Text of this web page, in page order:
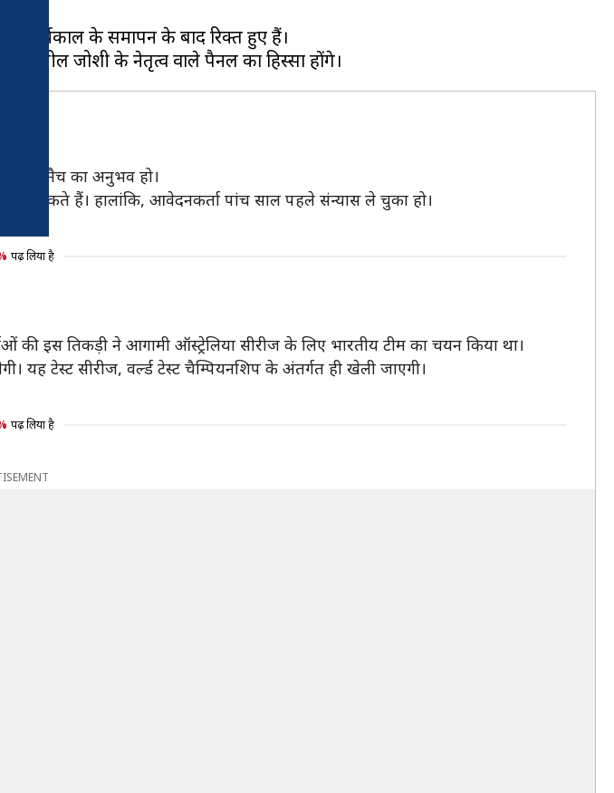
के कार्यकाल के समापन के बाद रिक्त हुए हैं।
मैच का अनुभव हो।
कर सकते हैं। हालांकि, आवेदनकर्ता पांच साल पहले संन्यास ले चुका हो।
है।
पढ़ लिया है
इस तिकड़ी ने आगामी ऑस्ट्रेलिया सीरीज के लिए भारतीय टीम का चयन किया था।
यह टेस्ट सीरीज, वर्ल्ड टेस्ट चैम्पियनशिप के अंतर्गत ही खेली जाएगी।
पढ़ लिया है